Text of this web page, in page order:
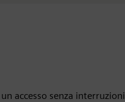
accesso senza interruzioni